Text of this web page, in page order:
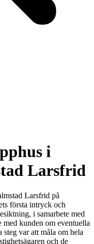
i
Larsfrid
Larsfrid på
första intryck och
i samarbete med
med kunden om eventuella
var att måla om hela
och de